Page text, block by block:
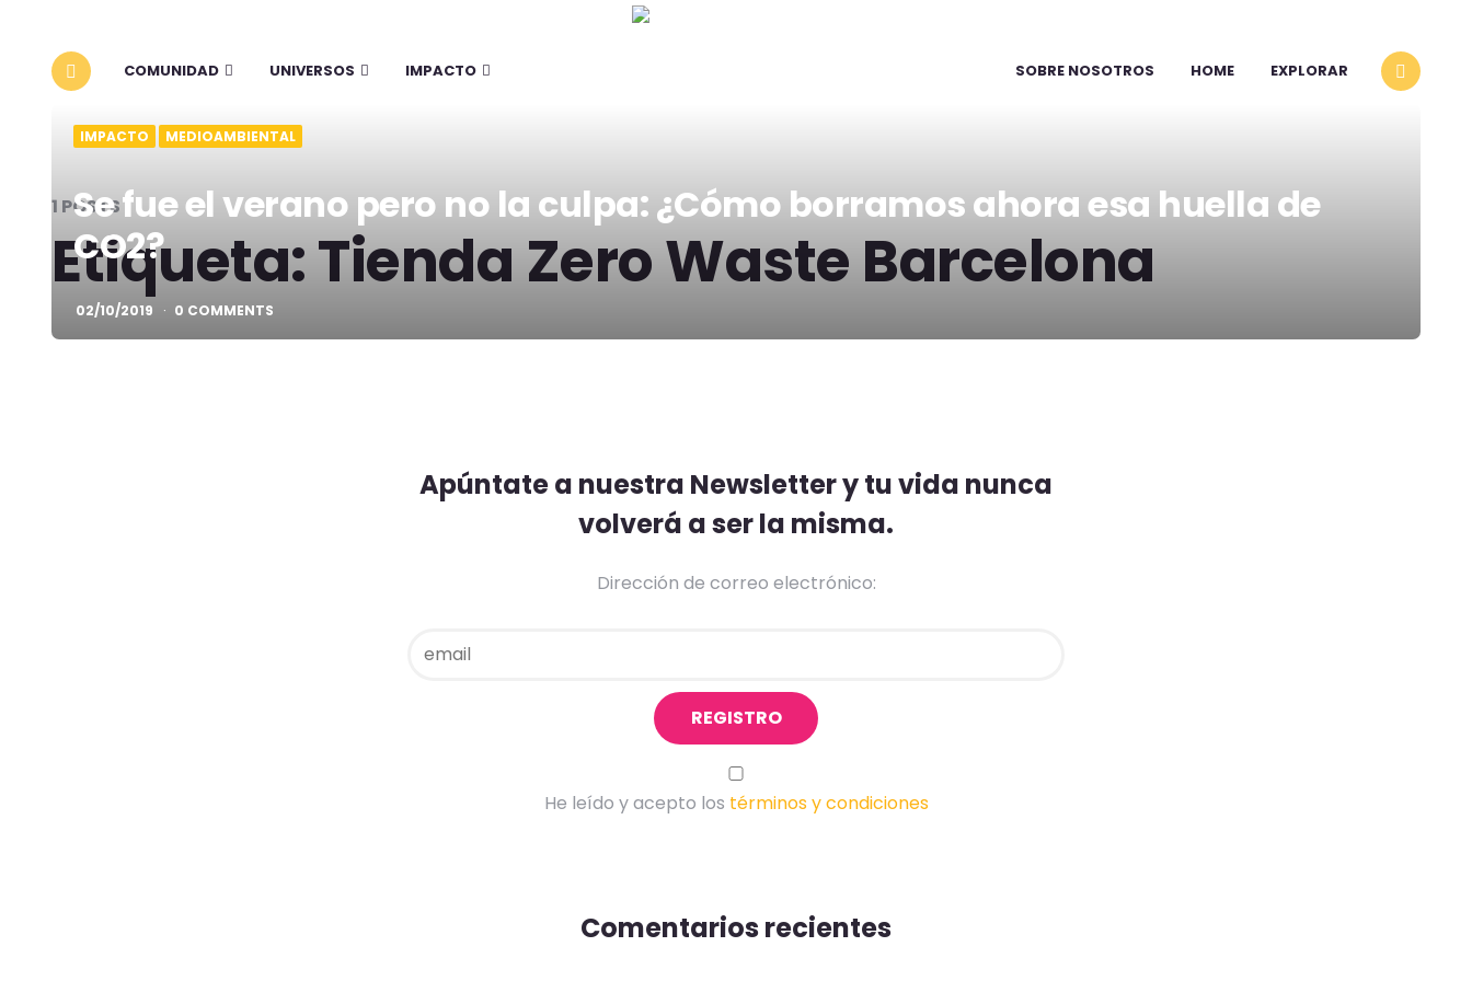
COMUNIDAD UNIVERSOS IMPACTO SOBRE NOSOTROS HOME EXPLORAR
1 POSTS
Etiqueta:Tienda Zero Waste Barcelona
IMPACTO MEDIOAMBIENTAL
Se fue el verano pero no la culpa: ¿Cómo borramos ahora esa huella de
CO2?
02/10/2019 0 COMMENTS
Apúntate a nuestra Newsletter y tu vida nunca
volverá a ser la misma.
Dirección de correo electrónico:
He leído y acepto los términos y condiciones
Comentarios recientes